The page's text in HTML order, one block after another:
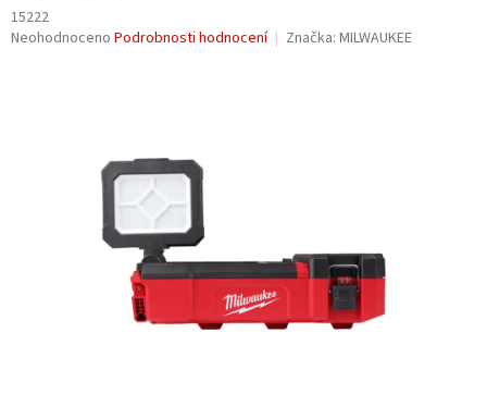
15222
Průměrné
Neohodnoceno Podrobnosti hodnocení Značka: MILWAUKEE